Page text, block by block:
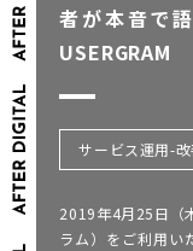
者が本音で
USERGRAM
サービス運用-改
2019年4月25日（
ラム）をご利用い